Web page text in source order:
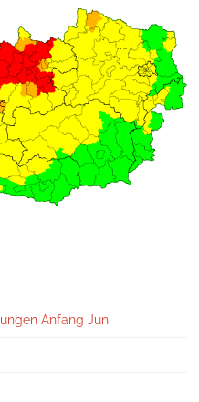
Anfang Juni